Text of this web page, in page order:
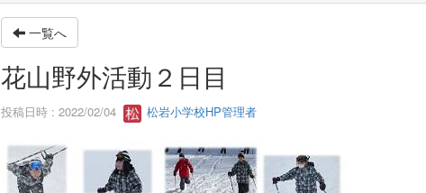
一覧へ
花山野外活動２日目
投稿日時 : 2022/02/04 松岩小学校HP管理者